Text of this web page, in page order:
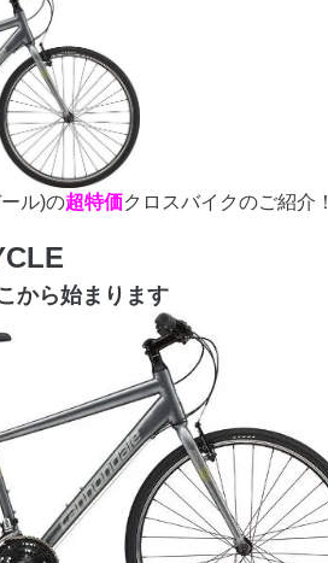
ル)の超特価クロスバイクのご紹介！
から始まります